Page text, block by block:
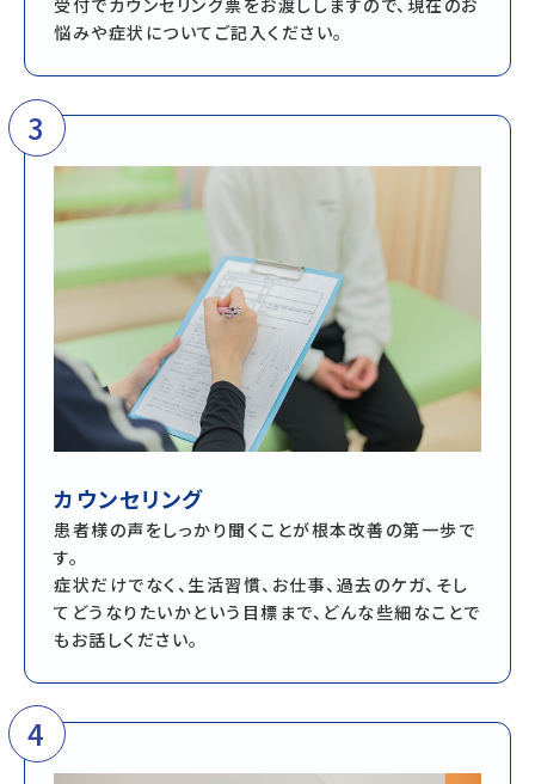
悩みや症状についてご記入ください。
3
カウンセリング
患者様の声をしっかり聞くことが根本改善の第一歩で
す。
症状だけでなく、生活習慣、お仕事、過去のケガ、そし
てどうなりたいかという目標まで、どんな些細なことで
もお話しください。
4